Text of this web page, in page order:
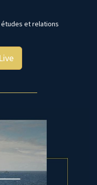
et relations